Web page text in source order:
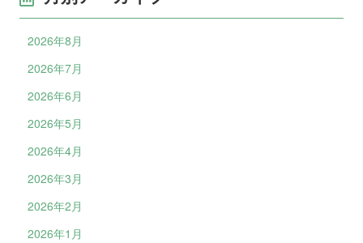
2026年8月
2026年7月
2026年6月
2026年5月
2026年4月
2026年3月
2026年2月
2026年1月